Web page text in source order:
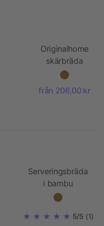
Originalhome
skärbräda
från 206,00 kr
Serveringsbräda
i bambu
Kennedy
5/5 (1)